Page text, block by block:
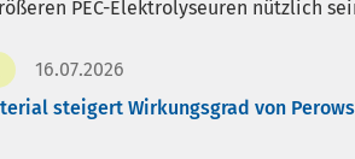
PEC-Elektrolyseuren nützlich
16.07.2026
steigert Wirkungsgrad von